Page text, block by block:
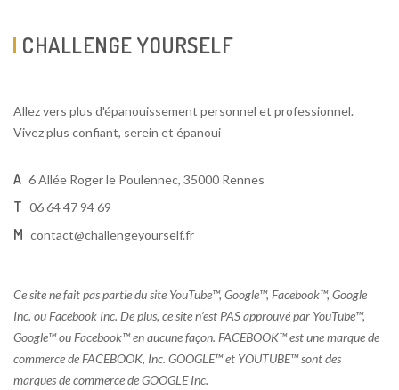
CHALLENGE YOURSELF
Allez vers plus d'épanouissement personnel et professionnel.
Vivez plus confiant, serein et épanoui
A 6 Allée Roger le Poulennec, 35000 Rennes
T 06 64 47 94 69
M contact@challengeyourself.fr
Ce site ne fait pas partie du site YouTube™, Google™, Facebook™, Google
Inc. ou Facebook Inc. De plus, ce site n’est PAS approuvé par YouTube™,
Google™ ou Facebook™ en aucune façon. FACEBOOK™ est une marque de
commerce de FACEBOOK, Inc. GOOGLE™ et YOUTUBE™ sont des
marques de commerce de GOOGLE Inc.